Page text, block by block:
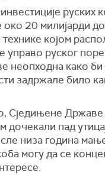
руских
око 20 милијарди
технике којом
управо руског
неопходна како би
задржале било
Сједињене Државе
дочекали пад
низа година
могу да се